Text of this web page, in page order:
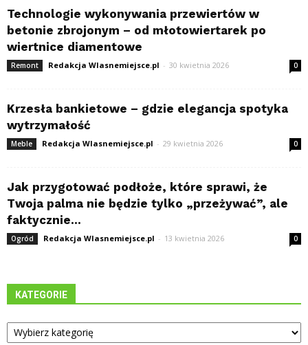
Technologie wykonywania przewiertów w
betonie zbrojonym – od młotowiertarek po
wiertnice diamentowe
Remont Redakcja Wlasnemiejsce.pl - 30 kwietnia 2026 0
Krzesła bankietowe – gdzie elegancja spotyka
wytrzymałość
Meble Redakcja Wlasnemiejsce.pl - 29 kwietnia 2026 0
Jak przygotować podłoże, które sprawi, że
Twoja palma nie będzie tylko „przeżywać”, ale
faktycznie...
Ogród Redakcja Wlasnemiejsce.pl - 13 kwietnia 2026 0
KATEGORIE
Kategorie